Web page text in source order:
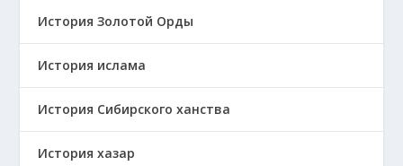
История Золотой Орды
История ислама
История Сибирского ханства
История хазар